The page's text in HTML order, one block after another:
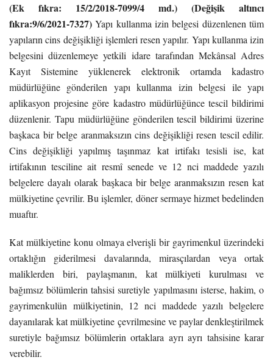
(Ek fıkra: 15/2/2018-7099/4 md.) (Değişik altıncı
fıkra:9/6/2021-7327)Yapı kullanma izin belgesi düzenlenen tüm
yapıların cins değişikliği işlemleri resen yapılır. Yapı kullanma izin
belgesini düzenlemeye yetkili idare tarafından Mekânsal Adres
Kayıt Sistemine yüklenerek elektronik ortamda kadastro
müdürlüğüne gönderilen yapı kullanma izin belgesi ile yapı
aplikasyon projesine göre kadastro müdürlüğünce tescil bildirimi
düzenlenir. Tapu müdürlüğüne gönderilen tescil bildirimi üzerine
başkaca bir belge aranmaksızın cins değişikliği resen tescil edilir.
Cins değişikliği yapılmış taşınmaz kat irtifakı tesisli ise, kat
irtifakının tesciline ait resmî senede ve 12 nci maddede yazılı
belgelere dayalı olarak başkaca bir belge aranmaksızın resen kat
mülkiyetine çevrilir. Bu işlemler, döner sermaye hizmet bedelinden
muaftır.
Kat mülkiyetine konu olmaya elverişli bir gayrimenkul üzerindeki
ortaklığın giderilmesi davalarında, mirasçılardan veya ortak
maliklerden biri, paylaşmanın, kat mülkiyeti kurulması ve
bağımsız bölümlerin tahsisi suretiyle yapılmasını isterse, hakim, o
gayrimenkulün mülkiyetinin, 12 nci maddede yazılı belgelere
dayanılarak kat mülkiyetine çevrilmesine ve paylar denkleştirilmek
suretiyle bağımsız bölümlerin ortaklara ayrı ayrı tahsisine karar
verebilir.